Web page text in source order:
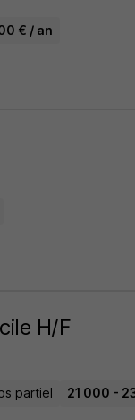
€ / an
H/F
partiel 21 000 -